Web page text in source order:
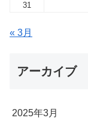
31
« 3月
アーカイブ
2025年3月